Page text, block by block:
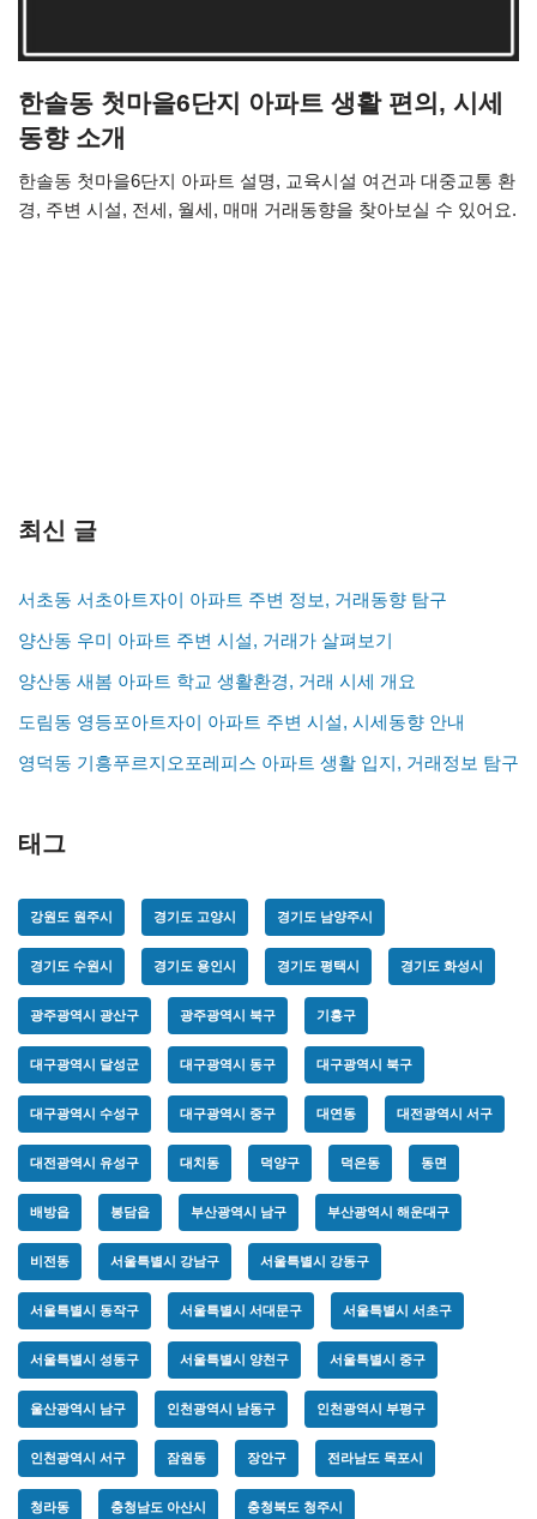
한솔동 첫마을6단지 아파트 생활 편의, 시세
동향 소개
한솔동 첫마을6단지 아파트 설명, 교육시설 여건과 대중교통 환
경, 주변 시설, 전세, 월세, 매매 거래동향을 찾아보실 수 있어요.
최신 글
서초동 서초아트자이 아파트 주변 정보, 거래동향 탐구
양산동 우미 아파트 주변 시설, 거래가 살펴보기
양산동 새봄 아파트 학교 생활환경, 거래 시세 개요
도림동 영등포아트자이 아파트 주변 시설, 시세동향 안내
영덕동 기흥푸르지오포레피스 아파트 생활 입지, 거래정보 탐구
태그
강원도 원주시 경기도 고양시 경기도 남양주시
경기도 수원시 경기도 용인시 경기도 평택시 경기도 화성시
광주광역시 광산구 광주광역시 북구 기흥구
대구광역시 달성군 대구광역시 동구 대구광역시 북구
대구광역시 수성구 대구광역시 중구 대연동 대전광역시 서구
대전광역시 유성구 대치동 덕양구 덕은동 동면
배방읍 봉담읍 부산광역시 남구 부산광역시 해운대구
비전동 서울특별시 강남구 서울특별시 강동구
서울특별시 동작구 서울특별시 서대문구 서울특별시 서초구
서울특별시 성동구 서울특별시 양천구 서울특별시 중구
울산광역시 남구 인천광역시 남동구 인천광역시 부평구
인천광역시 서구 잠원동 장안구 전라남도 목포시
청라동 충청남도 아산시 충청북도 청주시